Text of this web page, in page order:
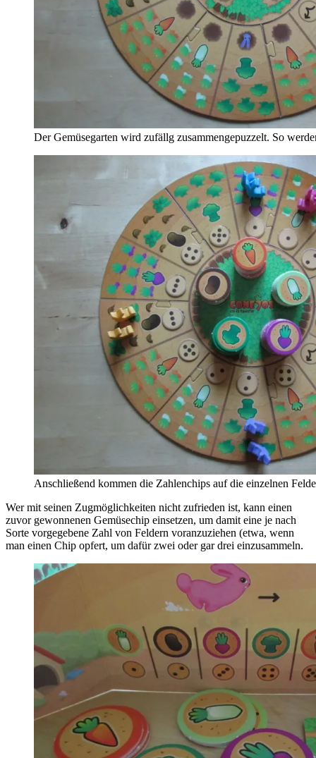
Der Gemüsegarten wird zufällg zusammengepuzzelt. So
Anschließend kommen die Zahlenchips auf die einzelnen
Wer mit seinen Zugmöglichkeiten nicht zufrieden ist, kann einen
zuvor gewonnenen Gemüsechip einsetzen, um damit eine je nach
Sorte vorgegebene Zahl von Feldern voranzuziehen (etwa, wenn
man einen Chip opfert, um dafür zwei oder gar drei einzusammeln.